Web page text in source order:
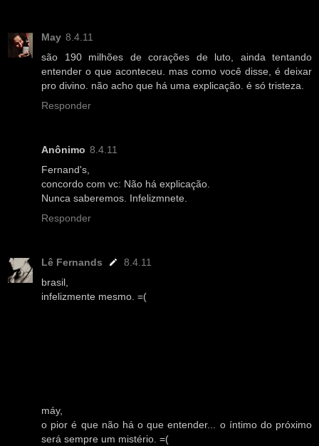
May 8.4.11
são 190 milhões de corações de luto, ainda tentando
entender o que aconteceu. mas como você disse, é deixar
pro divino. não acho que há uma explicação. é só tristeza.
Responder
Anônimo 8.4.11
Fernand's,
concordo com vc: Não há explicação.
Nunca saberemos. Infelizmnete.
Responder
Lê Fernands
8.4.11
brasil,
infelizmente mesmo. =(
máy,
o pior é que não há o que entender... o íntimo do próximo
será sempre um mistério. =(